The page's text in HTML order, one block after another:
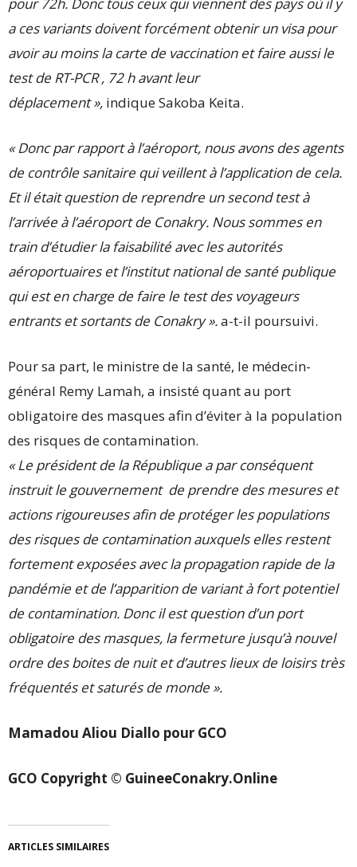
a ces variants doivent forcément obtenir un visa pour
avoir au moins la carte de vaccination et faire aussi le
test de RT-PCR , 72 h avant leur
déplacement », indique Sakoba Keita.
« Donc par rapport à l’aéroport, nous avons des agents
de contrôle sanitaire qui veillent à l’application de cela.
Et il était question de reprendre un second test à
l’arrivée à l’aéroport de Conakry. Nous sommes en
train d’étudier la faisabilité avec les autorités
aéroportuaires et l’institut national de santé publique
qui est en charge de faire le test des voyageurs
entrants et sortants de Conakry ».a-t-il poursuivi.
Pour sa part, le ministre de la santé, le médecin-
général Remy Lamah, a insisté quant au port
obligatoire des masques afin d’éviter à la population
des risques de contamination.
« Le président de la République a par conséquent
instruit le gouvernement de prendre des mesures et
actions rigoureuses afin de protéger les populations
des risques de contamination auxquels elles restent
fortement exposées avec la propagation rapide de la
pandémie et de l’apparition de variant à fort potentiel
de contamination. Donc il est question d’un port
obligatoire des masques, la fermeture jusqu’à nouvel
ordre des boites de nuit et d’autres lieux de loisirs très
fréquentés et saturés de monde ».
Mamadou Aliou Diallo pour GCO
GCO Copyright © GuineeConakry.Online
ARTICLES SIMILAIRES